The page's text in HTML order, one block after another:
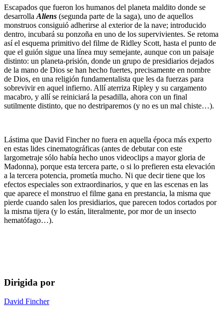
Escapados que fueron los humanos del planeta maldito donde se
desarrolla Aliens (segunda parte de la saga), uno de aquellos
monstruos consiguió adherirse al exterior de la nave; introducido
dentro, incubará su ponzoña en uno de los supervivientes. Se retoma
así el esquema primitivo del filme de Ridley Scott, hasta el punto de
que el guión sigue una línea muy semejante, aunque con un paisaje
distinto: un planeta-prisión, donde un grupo de presidiarios dejados
de la mano de Dios se han hecho fuertes, precisamente en nombre
de Dios, en una religión fundamentalista que les da fuerzas para
sobrevivir en aquel infierno. Allí aterriza Ripley y su cargamento
macabro, y allí se reiniciará la pesadilla, ahora con un final
sutilmente distinto, que no destriparemos (y no es un mal chiste…).
Lástima que David Fincher no fuera en aquella época más experto
en estas lides cinematográficas (antes de debutar con este
largometraje sólo había hecho unos videoclips a mayor gloria de
Madonna), porque esta tercera parte, o si lo prefieren esta elevación
a la tercera potencia, prometía mucho. Ni que decir tiene que los
efectos especiales son extraordinarios, y que en las escenas en las
que aparece el monstruo el filme gana en prestancia, la misma que
pierde cuando salen los presidiarios, que parecen todos cortados por
la misma tijera (y lo están, literalmente, por mor de un insecto
hematófago…).
Dirigida por
David Fincher